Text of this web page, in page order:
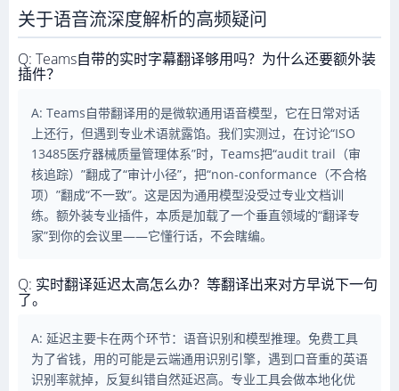
关于语音流深度解析的高频疑问
Q: Teams自带的实时字幕翻译够用吗？为什么还要额外装
插件？
A: Teams自带翻译用的是微软通用语音模型，它在日常对话
上还行，但遇到专业术语就露馅。我们实测过，在讨论“ISO
13485医疗器械质量管理体系”时，Teams把“audit trail（审
核追踪）”翻成了“审计小径”，把“non-conformance（不合格
项）”翻成“不一致”。这是因为通用模型没受过专业文档训
练。额外装专业插件，本质是加载了一个垂直领域的“翻译专
家”到你的会议里——它懂行话，不会瞎编。
Q: 实时翻译延迟太高怎么办？等翻译出来对方早说下一句
了。
A: 延迟主要卡在两个环节：语音识别和模型推理。免费工具
为了省钱，用的可能是云端通用识别引擎，遇到口音重的英语
识别率就掉，反复纠错自然延迟高。专业工具会做本地化优